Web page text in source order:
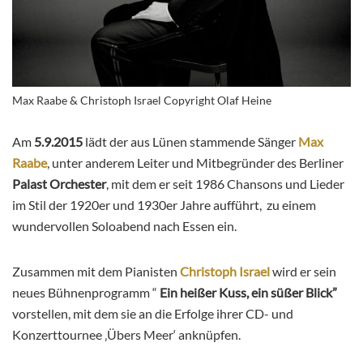
Max Raabe & Christoph Israel Copyright Olaf Heine
Am 5.9.2015 lädt der aus Lünen stammende Sänger Max
Raabe, unter anderem Leiter und Mitbegründer des Berliner
Palast Orchester, mit dem er seit 1986 Chansons und Lieder
im Stil der 1920er und 1930er Jahre aufführt, zu einem
wundervollen Soloabend nach Essen ein.
Zusammen mit dem Pianisten Christoph Israelwird er sein
neues Bühnenprogramm “ Ein heißer Kuss, ein süßer Blick”
vorstellen, mit dem sie an die Erfolge ihrer CD- und
Konzerttournee ‚Übers Meer‘ anknüpfen.